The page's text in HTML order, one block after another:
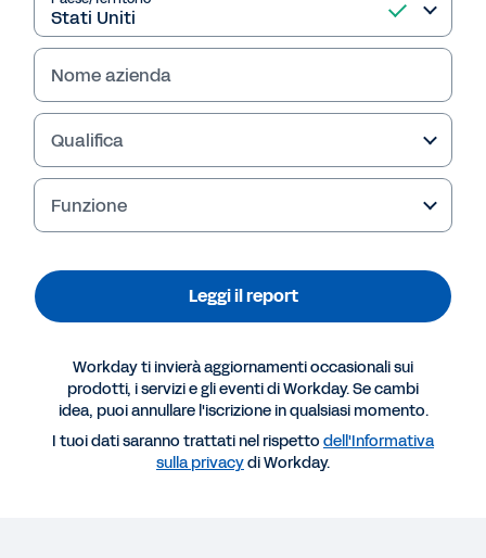
Altre risorse
REPORT
Ventana: trasforma gli acquisti in chiave digitale
Nome azienda
Qualifica
Funzione
Leggi il report
Workday ti invierà aggiornamenti occasionali sui
prodotti, i servizi e gli eventi di Workday. Se cambi
idea, puoi annullare l'iscrizione in qualsiasi momento.
I tuoi dati saranno trattati nel rispetto dell'Informativa
sulla privacydi Workday.